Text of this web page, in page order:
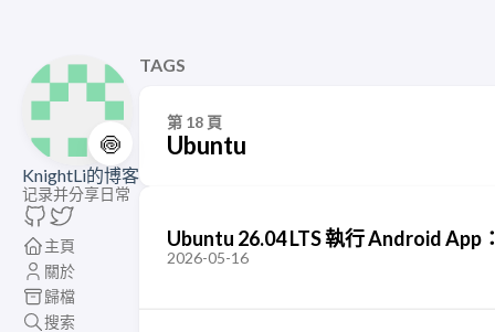
🍥
KnightLi的博客
记录并分享日常
主頁
關於
歸檔
搜索
TAGS
第 18 頁
Ubuntu
Ubuntu 26.04 LTS 執行 Android
2026-05-16